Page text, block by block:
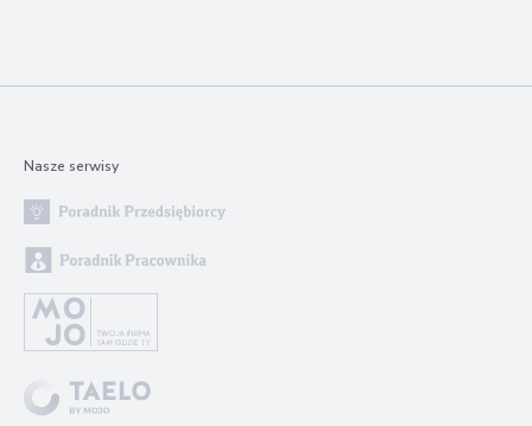
Nasze serwisy